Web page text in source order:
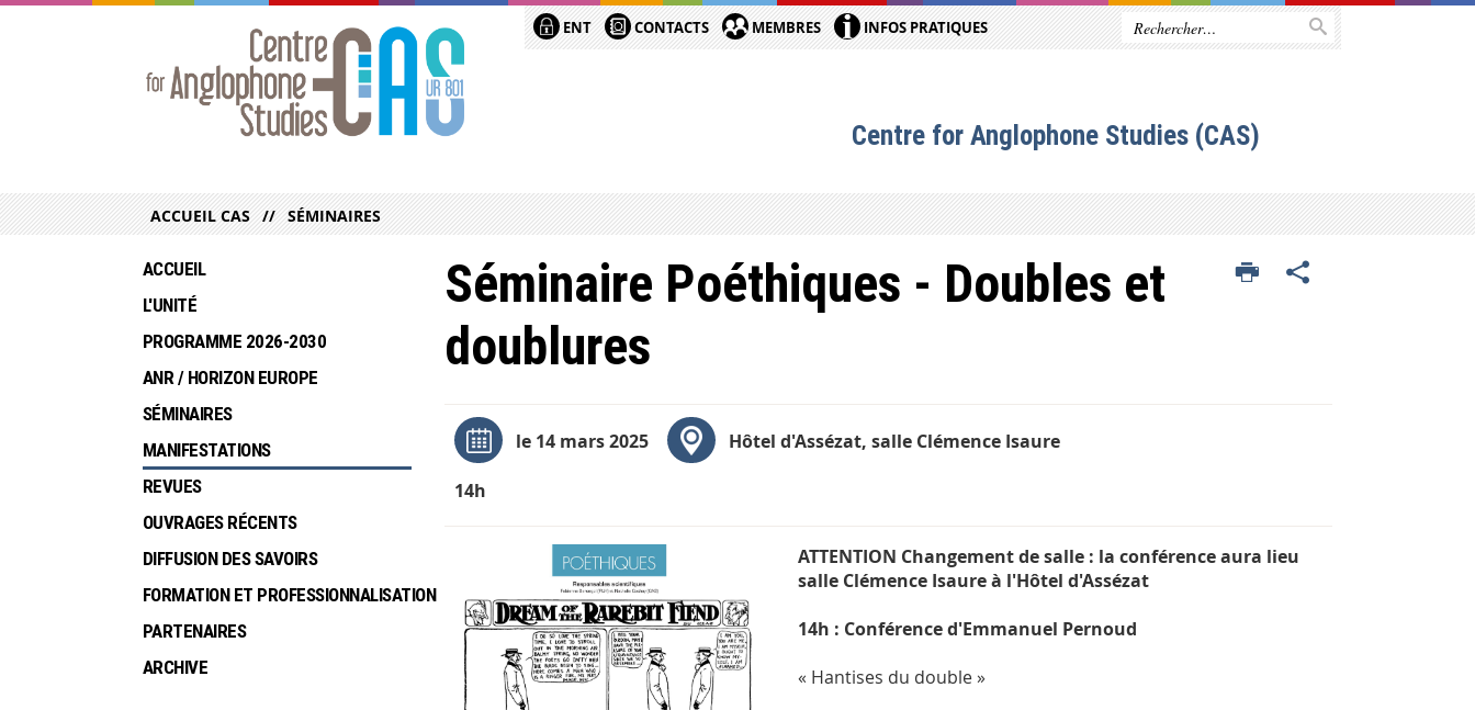
ENT CONTACTS MEMBRES INFOS PRATIQUES
Centre for Anglophone Studies (CAS)
ACCUEIL CAS SÉMINAIRES
Séminaire Poéthiques - Doubles et
doublures
le 14 mars 2025
14h
Hôtel d'Assézat, salle Clémence Isaure
ATTENTION Changement de salle : la conférence aura lieu
salle Clémence Isaure à l'Hôtel d'Assézat
14h : Conférence d'Emmanuel Pernoud
« Hantises du double »
ACCUEIL
L'UNITÉ
PROGRAMME 2026-2030
ANR / HORIZON EUROPE
SÉMINAIRES
MANIFESTATIONS
REVUES
OUVRAGES RÉCENTS
DIFFUSION DES SAVOIRS
FORMATION ET PROFESSIONNALISATION
PARTENAIRES
ARCHIVE